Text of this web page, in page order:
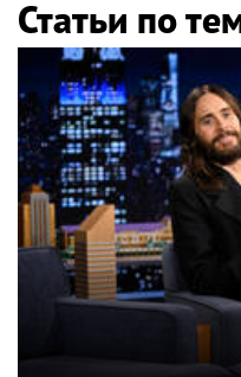
Статьи по